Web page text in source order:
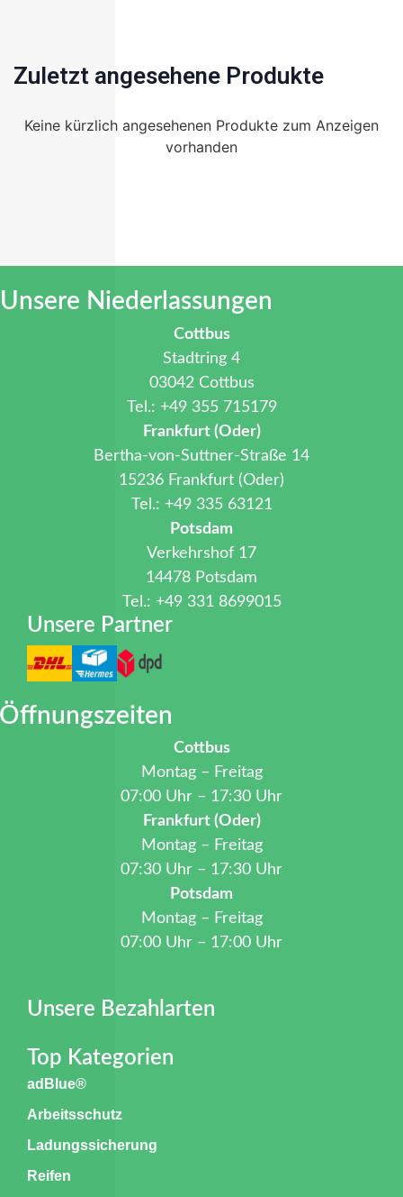
Zuletzt angesehene Produkte
Keine kürzlich angesehenen Produkte zum Anzeigen
vorhanden
Unsere Niederlassungen
Cottbus
Stadtring 4
03042 Cottbus
Tel.: +49 355 715179
Frankfurt (Oder)
Bertha-von-Suttner-Straße 14
15236 Frankfurt (Oder)
Tel.: +49 335 63121
Potsdam
Verkehrshof 17
14478 Potsdam
Tel.: +49 331 8699015
Unsere Partner
Öffnungszeiten
Cottbus
Montag – Freitag
07:00 Uhr – 17:30 Uhr
Frankfurt (Oder)
Montag – Freitag
07:30 Uhr – 17:30 Uhr
Potsdam
Montag – Freitag
07:00 Uhr – 17:00 Uhr
Unsere Bezahlarten
Top Kategorien
adBlue®
Arbeitsschutz
Ladungssicherung
Reifen